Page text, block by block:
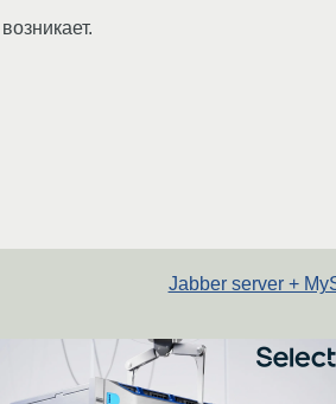
Jabber server +